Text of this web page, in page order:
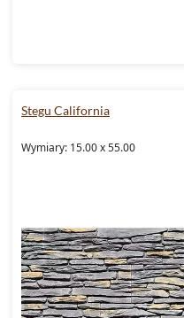
Stegu California
Wymiary: 15.00 x 55.00